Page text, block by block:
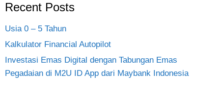
Recent Posts
Usia 0 – 5 Tahun
Kalkulator Financial Autopilot
Investasi Emas Digital dengan Tabungan Emas
Pegadaian di M2U ID App dari Maybank Indonesia